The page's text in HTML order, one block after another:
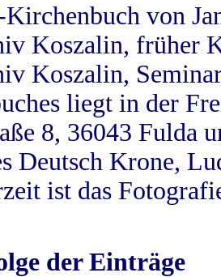
von
Koszalin, früher
Koszalin,
liegt in der
8, 36043 Fulda
Deutsch Krone,
ist das
der Einträge